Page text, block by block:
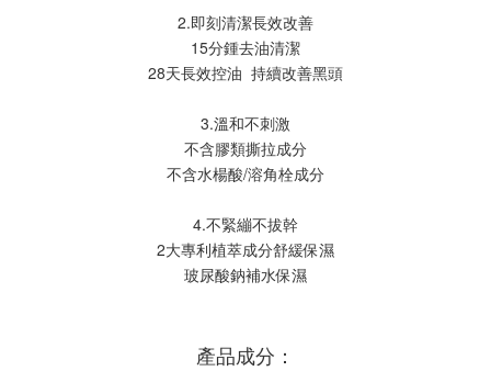
2.即刻清潔長效改善
15分鍾去油清潔
28天長效控油  持續改善黑頭
3.溫和不刺激
不含膠類撕拉成分
不含水楊酸/溶角栓成分
4.不緊繃不拔幹
2大專利植萃成分舒緩保濕
玻尿酸鈉補水保濕
產品成分：